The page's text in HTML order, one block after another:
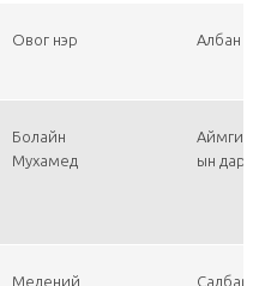
Овог нэр Албан
Болайн
Мухамед
ын
Медений
Салбар